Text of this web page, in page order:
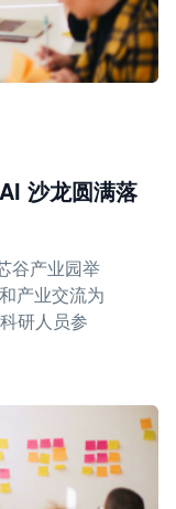
沙龙圆满落
谷产业园举
产业交流为
研人员参